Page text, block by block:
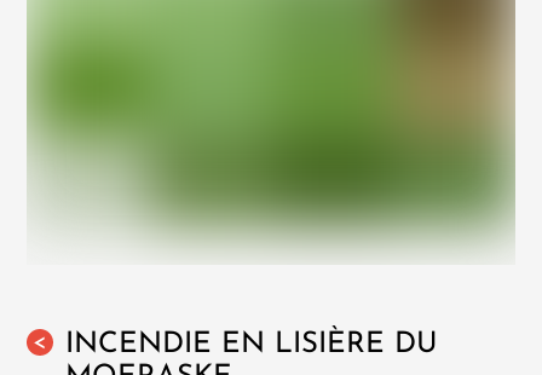
<
INCENDIE EN LISIÈRE DU